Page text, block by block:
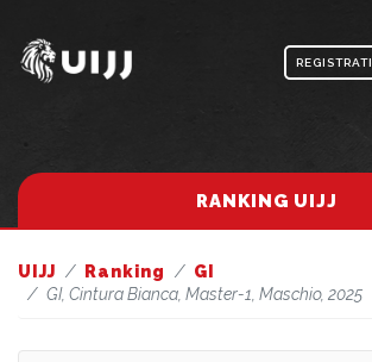
REGISTRATI
RANKING UIJJ
UIJJ Ranking
GI
GI, Cintura Bianca, Master-1, Maschio, 2025